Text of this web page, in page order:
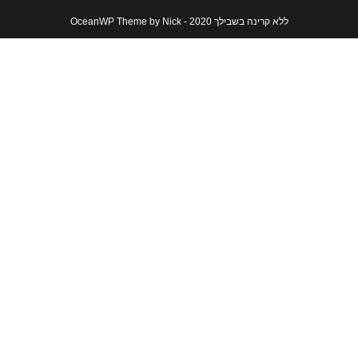
ללא קרינה בשבילך 2020 - OceanWP Theme by Nick